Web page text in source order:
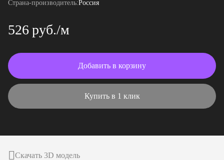
Страна-производитель:Россия
526 руб./м
Добавить в корзину
Купить в 1 клик
Скачать 3D модель